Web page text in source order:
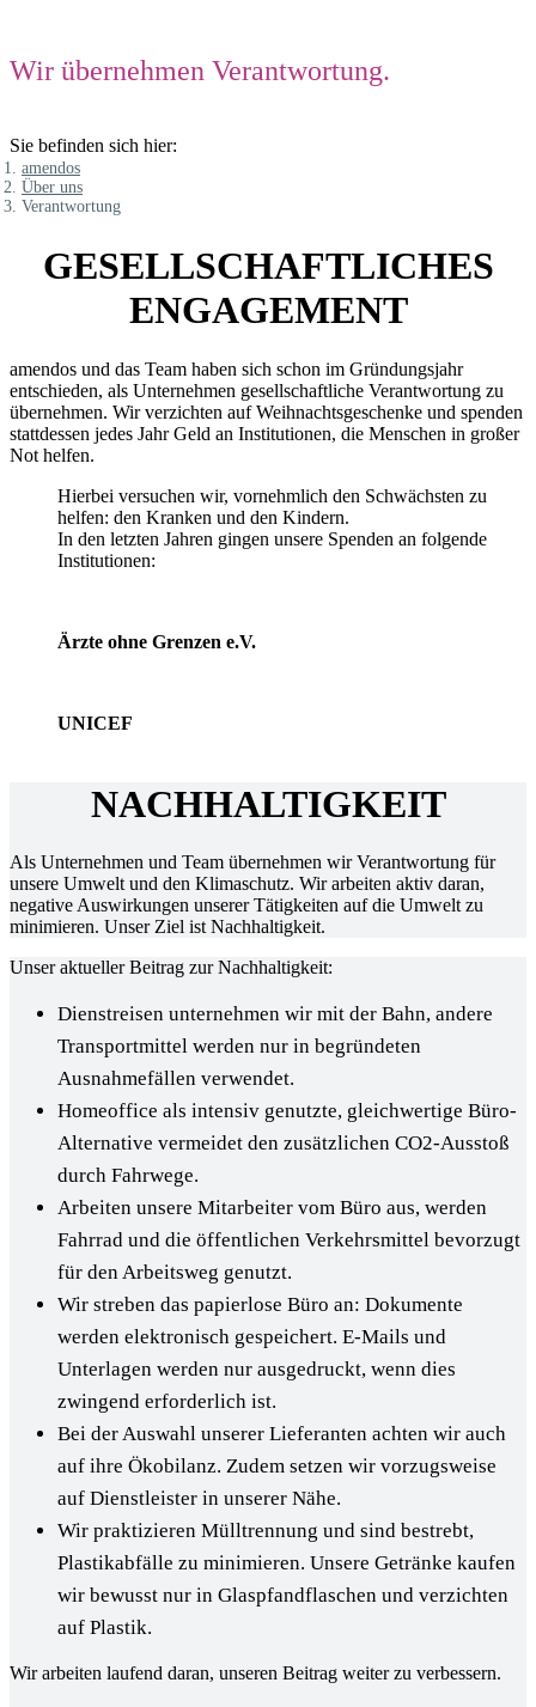
Wir übernehmen Verantwortung.
Sie befinden sich hier:
amendos
Über uns
Verantwortung
GESELLSCHAFTLICHES
ENGAGEMENT
amendos und das Team haben sich schon im Gründungsjahr
entschieden, als Unternehmen gesellschaftliche Verantwortung zu
übernehmen. Wir verzichten auf Weihnachtsgeschenke und spenden
stattdessen jedes Jahr Geld an Institutionen, die Menschen in großer
Not helfen.
Hierbei versuchen wir, vornehmlich den Schwächsten zu
helfen: den Kranken und den Kindern.
In den letzten Jahren gingen unsere Spenden an folgende
Institutionen:
Ärzte ohne Grenzen e.V.
UNICEF
NACHHALTIGKEIT
Als Unternehmen und Team übernehmen wir Verantwortung für
unsere Umwelt und den Klimaschutz. Wir arbeiten aktiv daran,
negative Auswirkungen unserer Tätigkeiten auf die Umwelt zu
minimieren. Unser Ziel ist Nachhaltigkeit.
Unser aktueller Beitrag zur Nachhaltigkeit:
Dienstreisen unternehmen wir mit der Bahn, andere
Transportmittel werden nur in begründeten
Ausnahmefällen verwendet.
Homeoffice als intensiv genutzte, gleichwertige Büro-
Alternative vermeidet den zusätzlichen CO2-Ausstoß
durch Fahrwege.
Arbeiten unsere Mitarbeiter vom Büro aus, werden
Fahrrad und die öffentlichen Verkehrsmittel bevorzugt
für den Arbeitsweg genutzt.
Wir streben das papierlose Büro an: Dokumente
werden elektronisch gespeichert. E-Mails und
Unterlagen werden nur ausgedruckt, wenn dies
zwingend erforderlich ist.
Bei der Auswahl unserer Lieferanten achten wir auch
auf ihre Ökobilanz. Zudem setzen wir vorzugsweise
auf Dienstleister in unserer Nähe.
Wir praktizieren Mülltrennung und sind bestrebt,
Plastikabfälle zu minimieren. Unsere Getränke kaufen
wir bewusst nur in Glaspfandflaschen und verzichten
auf Plastik.
Wir arbeiten laufend daran, unseren Beitrag weiter zu verbessern.